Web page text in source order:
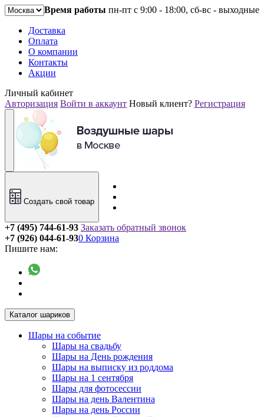
Время работы пн-пт с 9:00 - 18:00, сб-вс - выходные
Доставка
Оплата
О компании
Контакты
Акции
Личный кабинет
Авторизация Войти в аккаунт Новый клиент? Регистрация
Создать свой товар
+7 (495) 744-61-93 Заказать обратный звонок
+7 (926) 044-61-93
Пишите нам:
0 Корзина
Каталог шариков
Шары на событие
Шары на свадьбу
Шары на День рождения
Шары на выписку из роддома
Шары на 1 сентября
Шары для фотосессии
Шары на день Валентина
Шары на день России